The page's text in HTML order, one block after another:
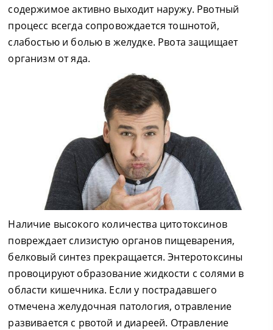
содержимое активно выходит наружу. Рвотный
процесс всегда сопровождается тошнотой,
слабостью и болью в желудке. Рвота защищает
организм от яда.
Наличие высокого количества цитотоксинов
повреждает слизистую органов пищеварения,
белковый синтез прекращается. Энтеротоксины
провоцируют образование жидкости с солями в
области кишечника. Если у пострадавшего
отмечена желудочная патология, отравление
развивается с рвотой и диареей. Отравление